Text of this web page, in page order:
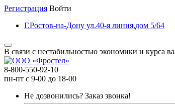
Регистрация Войти
Г.Ростов-на-Дону ул.40-я линия,дом 5/64
В связи с нестабильностью экономики и курса
8-800-550-92-10
пн-пт с 9-00 до 18-00
Не дозвонились? Заказ звонка!